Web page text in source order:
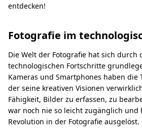
entdecken!
Fotografie im
Die Welt der Fotografie hat sich durch
technologischen Fortschritte
Kameras und Smartphones haben
der seine kreativen Visionen
Fähigkeit, Bilder zu erfassen, zu
war noch nie so leicht zugänglich und
Revolution in der Fotografie ausgelöst.